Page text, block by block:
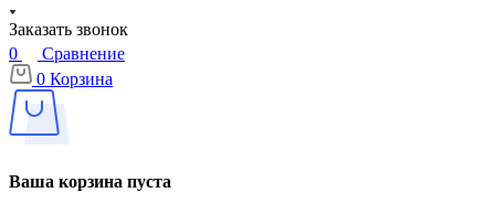
Заказать звонок
0
Сравнение
0 Корзина
Ваша корзина пуста